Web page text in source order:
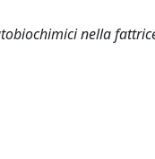
nella